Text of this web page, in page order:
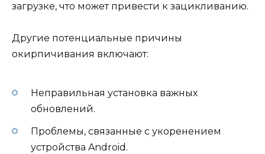
загрузке, что может привести к зацикливанию.
Другие потенциальные причины
окирпичивания включают:
Неправильная установка важных
обновлений.
Проблемы, связанные с укоренением
устройства Android.